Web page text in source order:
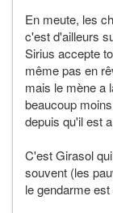
En meute, les
c'est d'ailleurs
Sirius accepte
même pas en
mais le mène a
beaucoup
depuis qu'il est
C'est Girasol
souvent (les
le gendarme